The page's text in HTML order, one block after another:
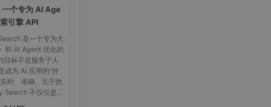
个专为 AI Age
引擎 API
是一个专为大
和 AI Agent 优化的
目标不是服务于人
成为 AI 应用的“外
时、准确、无干扰
Search 不仅仅是一
更是一个智能的信